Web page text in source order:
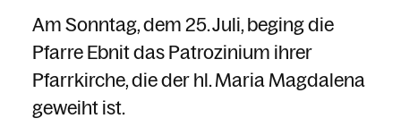
Am Sonntag, dem 25. Juli, beging die
Pfarre Ebnit das Patrozinium ihrer
Pfarrkirche, die der hl. Maria Magdalena
geweiht ist.